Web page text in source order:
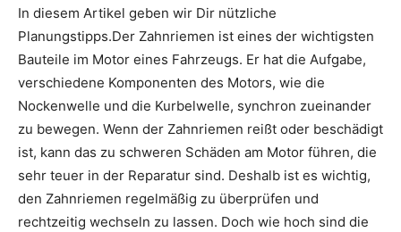
In diesem Artikel geben wir Dir nützliche
Planungstipps.Der Zahnriemen ist eines der wichtigsten
Bauteile im Motor eines Fahrzeugs. Er hat die Aufgabe,
verschiedene Komponenten des Motors, wie die
Nockenwelle und die Kurbelwelle, synchron zueinander
zu bewegen. Wenn der Zahnriemen reißt oder beschädigt
ist, kann das zu schweren Schäden am Motor führen, die
sehr teuer in der Reparatur sind. Deshalb ist es wichtig,
den Zahnriemen regelmäßig zu überprüfen und
rechtzeitig wechseln zu lassen. Doch wie hoch sind die